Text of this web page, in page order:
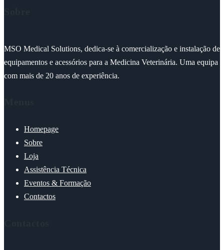
MSO Medical Solutions, dedica-se à comercialização e instalação de
equipamentos e acessórios para a Medicina Veterinária. Uma equipa
com mais de 20 anos de experiência.
Homepage
Sobre
Loja
Assistência Técnica
Eventos & Formação
Contactos